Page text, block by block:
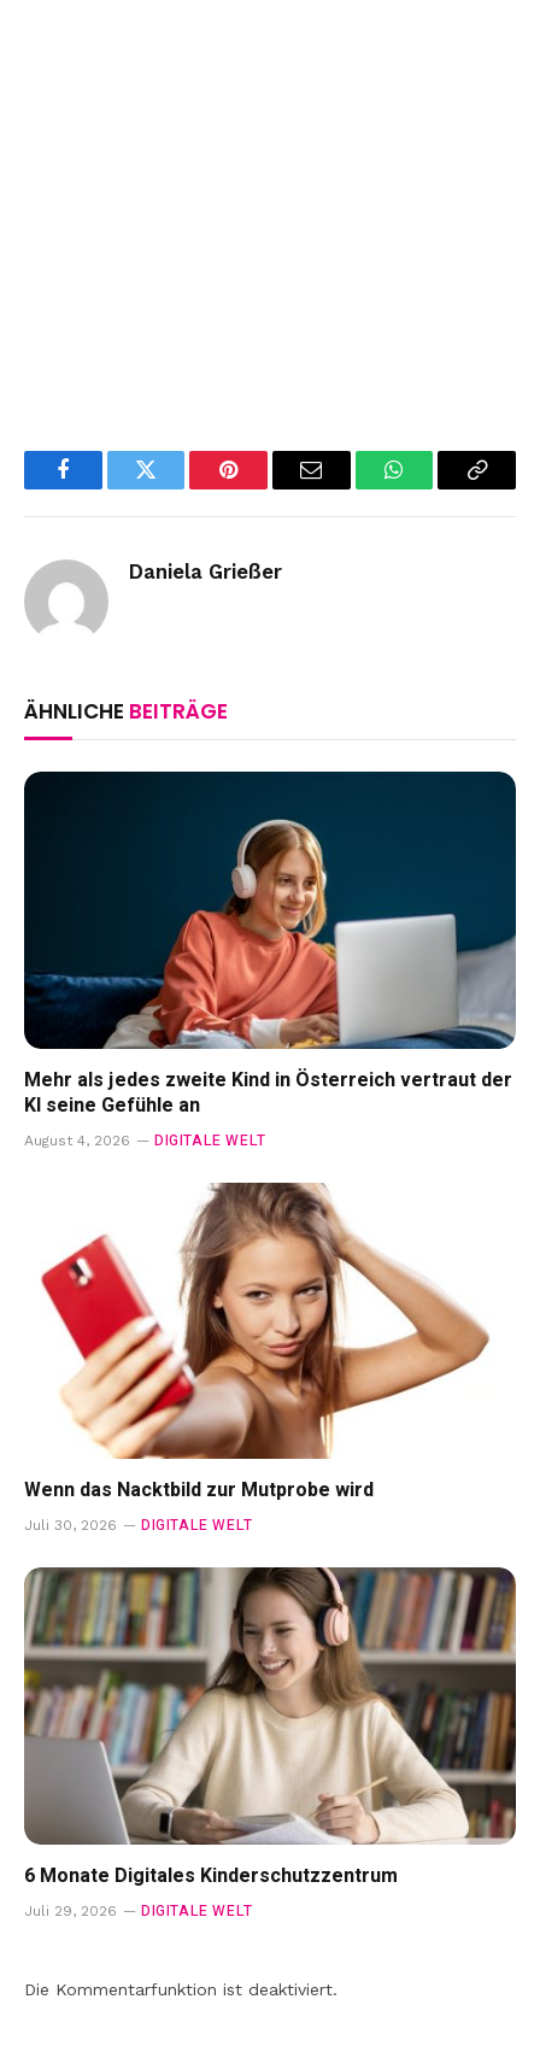
FacebookTwitter Pinterest Email WhatsAppCopy
Daniela Grießer
ÄHNLICHE BEITRÄGE
Mehr als jedes zweite Kind in Österreich vertraut der
KI seine Gefühle an
August 4, 2026 DIGITALE WELT
Wenn das Nacktbild zur Mutprobe wird
Juli 30, 2026 DIGITALE WELT
6 Monate Digitales Kinderschutzzentrum
Juli 29, 2026 DIGITALE WELT
Die Kommentarfunktion ist deaktiviert.